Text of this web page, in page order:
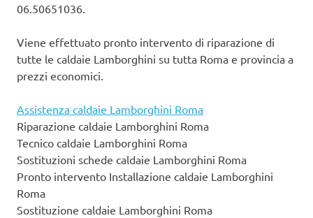
06.50651036.
Viene effettuato pronto intervento di riparazione di
tutte le caldaie Lamborghini su tutta Roma e provincia a
prezzi economici.
Assistenza caldaie Lamborghini Roma
Riparazione caldaie Lamborghini Roma
Tecnico caldaie Lamborghini Roma
Sostituzioni schede caldaie Lamborghini Roma
Pronto intervento Installazione caldaie Lamborghini
Roma
Sostituzione caldaie Lamborghini Roma